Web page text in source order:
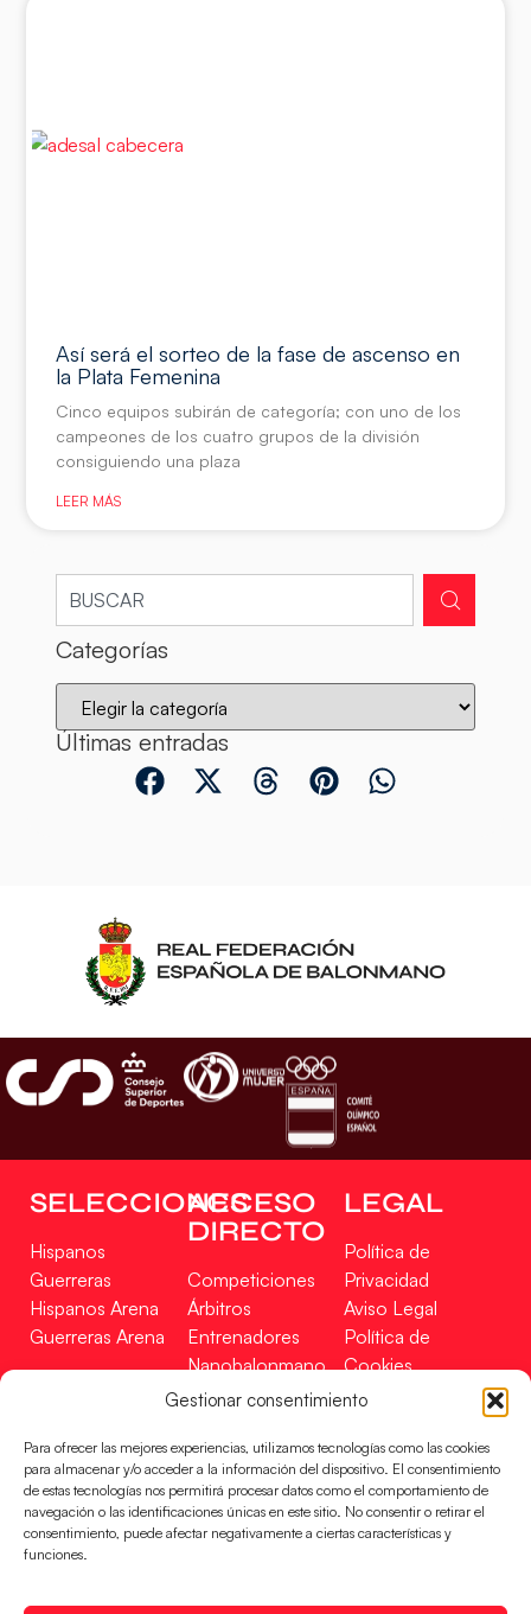
Gestionar consentimiento
Para ofrecer las mejores experiencias, utilizamos tecnologías como las cookies
para almacenar y/o acceder a la información del dispositivo. El consentimiento
de estas tecnologías nos permitirá procesar datos como el comportamiento de
navegación o las identificaciones únicas en este sitio. No consentir o retirar el
consentimiento, puede afectar negativamente a ciertas características y
funciones.
Así será el sorteo de la fase de ascenso en
la Plata Femenina
Cinco equipos subirán de categoría; con uno de los
campeones de los cuatro grupos de la división
consiguiendo una plaza
LEER MÁS
Categorías
Últimas entradas
SELECCIONES
Hispanos
Guerreras
Hispanos Arena
Guerreras Arena
ACCESO
DIRECTO
Competiciones
Árbitros
Entrenadores
Nanobalonmano
Tienda
LEGAL
Política de
Privacidad
Aviso Legal
Política de
Cookies
Mapa Web
Incidencias
CONTACTO
EN
FINANCIADO